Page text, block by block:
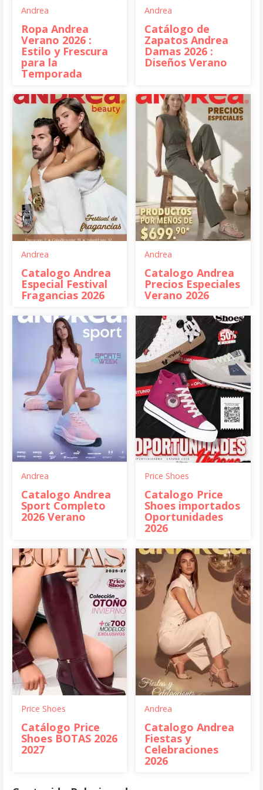
Andrea
Ropa Andrea
Verano 2026 :
Estilo y Frescura
para la
Temporada
Andrea
Catálogo de
Zapatos Andrea
Damas 2026 :
Diseños Verano
Andrea
Catalogo Andrea
Especial Festival
Fragancias 2026
Andrea
Catalogo Andrea
Precios Especiales
Verano 2026
Andrea
Catalogo Andrea
Sport Completo
2026 Verano
Price Shoes
Catalogo Price
Shoes importados
Oportunidades
2026
Price Shoes
Catálogo Price
Shoes BOTAS 2026
2027
Andrea
Catalogo Andrea
Fiestas y
Celebraciones
2026